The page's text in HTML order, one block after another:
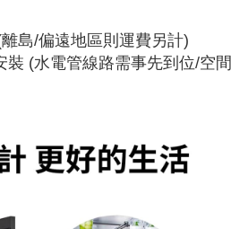
島/偏遠地區則運費另計)
裝 (水電管線路需事先到位/空